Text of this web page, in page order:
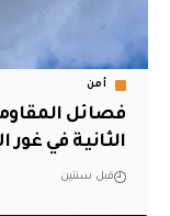
أمن
فصائل
الثانية في غور
قبل سنتين